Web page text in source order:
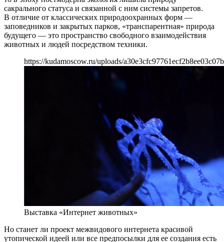
сакрального статуса и связанной с ним системы запретов.
В отличие от классических природоохранных форм —
заповедников и закрытых парков, «транспарентная» природа
будущего — это пространство свободного взаимодействия
животных и людей посредством техники.
https://kudamoscow.ru/uploads/
Выставка «Интернет животных»
Но станет ли проект межвидового интернета красивой
утопической идеей или все предпосылки для ее создания есть